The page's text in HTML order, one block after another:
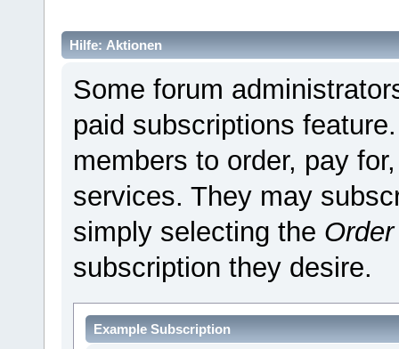
Hilfe: Aktionen
Some forum
paid subscriptions
members to order, pay
services. They may
simply selecting the Order
subscription they desire.
Example Subscription